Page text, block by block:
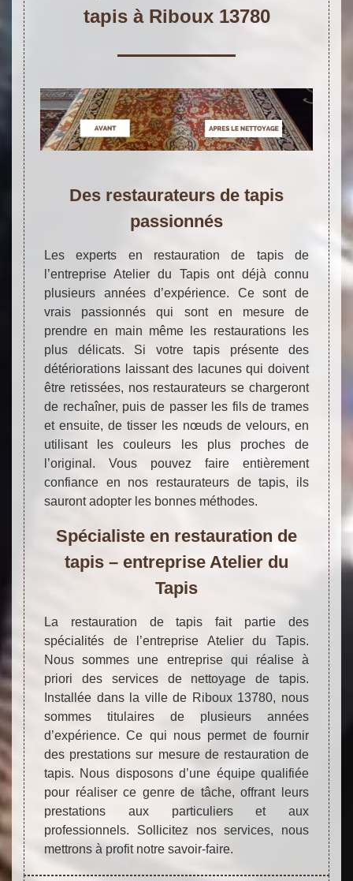
tapis à Riboux 13780
Des restaurateurs de tapis
passionnés
Les experts en restauration de tapis de
l’entreprise Atelier du Tapis ont déjà connu
plusieurs années d’expérience. Ce sont de
vrais passionnés qui sont en mesure de
prendre en main même les restaurations les
plus délicats. Si votre tapis présente des
détériorations laissant des lacunes qui doivent
être retissées, nos restaurateurs se chargeront
de rechaîner, puis de passer les fils de trames
et ensuite, de tisser les nœuds de velours, en
utilisant les couleurs les plus proches de
l’original. Vous pouvez faire entièrement
confiance en nos restaurateurs de tapis, ils
sauront adopter les bonnes méthodes.
Spécialiste en restauration de
tapis – entreprise Atelier du
Tapis
La restauration de tapis fait partie des
spécialités de l’entreprise Atelier du Tapis.
Nous sommes une entreprise qui réalise à
priori des services de nettoyage de tapis.
Installée dans la ville de Riboux 13780, nous
sommes titulaires de plusieurs années
d’expérience. Ce qui nous permet de fournir
des prestations sur mesure de restauration de
tapis. Nous disposons d’une équipe qualifiée
pour réaliser ce genre de tâche, offrant leurs
prestations aux particuliers et aux
professionnels. Sollicitez nos services, nous
mettrons à profit notre savoir-faire.